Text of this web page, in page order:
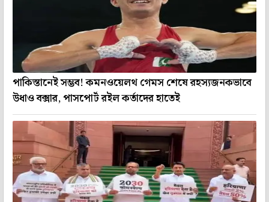
পাকিস্তানেই সম্ভব! কমনওয়েলথ গেমস শেষে রহস্যজনকভাবে
উধাও বক্সার, পাসপোর্ট রইল কর্তাদের হাতেই